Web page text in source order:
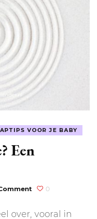
VOOR JE BABY
Een
on
white
0
over, vooral in